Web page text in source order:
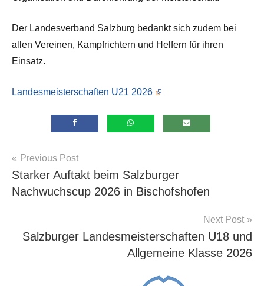
Der Landesverband Salzburg bedankt sich zudem bei
allen Vereinen, Kampfrichtern und Helfern für ihren
Einsatz.
Landesmeisterschaften U21 2026
Allgemein
Beitragsnavigation
Previous Post
Starker Auftakt beim Salzburger
Nachwuchscup 2026 in Bischofshofen
Next Post
Salzburger Landesmeisterschaften U18 und
Allgemeine Klasse 2026